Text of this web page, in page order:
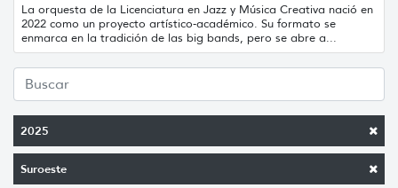
2025
Suroeste
La orquesta de la Licenciatura en Jazz y Música Creativa nació en
2022 como un proyecto artístico-académico. Su formato se
enmarca en la tradición de las big bands, pero se abre a...